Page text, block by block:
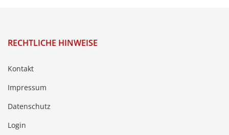
RECHTLICHE HINWEISE
Kontakt
Impressum
Datenschutz
Login